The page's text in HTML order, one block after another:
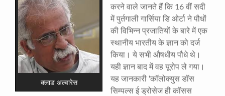
क्लाड अल्वारेस
करने वाले जानते हैं कि 16 वीं सदी
में पुर्तगाली गार्सिया डि ओर्टा ने पौधों
की विभिन्न प्रजातियों के बारे में एक
स्थानीय भारतीय के ज्ञान को दर्ज
किया। ये सभी औषधीय पौधे थे।
यही ज्ञान बाद में वह यूरोप ले गया।
यह जानकारी ‘कॉलोक्युस डॉस
सिम्पल्स ई ड्रोसेज ही कॉसस